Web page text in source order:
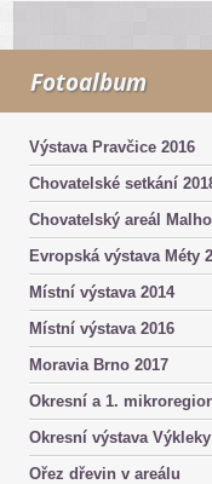
Fotoalbum
Výstava Pravčice 2016
Chovatelské setkání
Chovatelský areál
Evropská výstava Méty
Místní výstava 2014
Místní výstava 2016
Moravia Brno 2017
Okresní a 1.
Okresní výstava Výkleky
Ořez dřevin v areálu